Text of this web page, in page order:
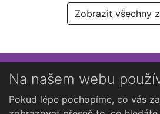
Zobrazit všechny
Přihlaste se k
Chcete dostávat občasné
Na našem webu
Pokud lépe pochopíme, co vás